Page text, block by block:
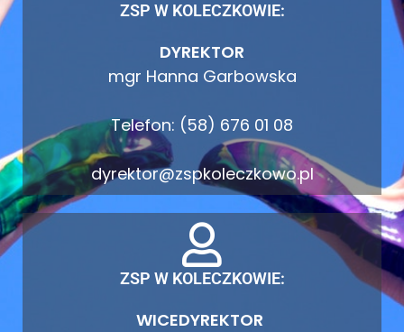
ZSP W KOLECZKOWIE:
DYREKTOR
mgr Hanna Garbowska
Telefon: (58) 676 01 08
dyrektor@zspkoleczkowo.pl
ZSP W KOLECZKOWIE:
WICEDYREKTOR